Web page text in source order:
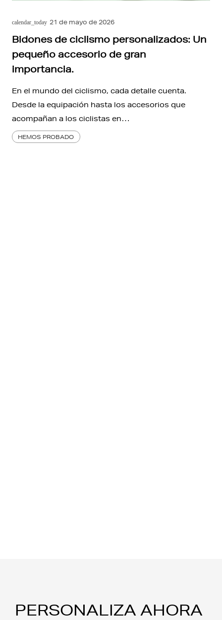
calendar_today 21 de mayo de 2026
Bidones de ciclismo personalizados: Un
pequeño accesorio de gran
importancia.
En el mundo del ciclismo, cada detalle cuenta.
Desde la equipación hasta los accesorios que
acompañan a los ciclistas en…
HEMOS PROBADO
PERSONALIZA AHORA